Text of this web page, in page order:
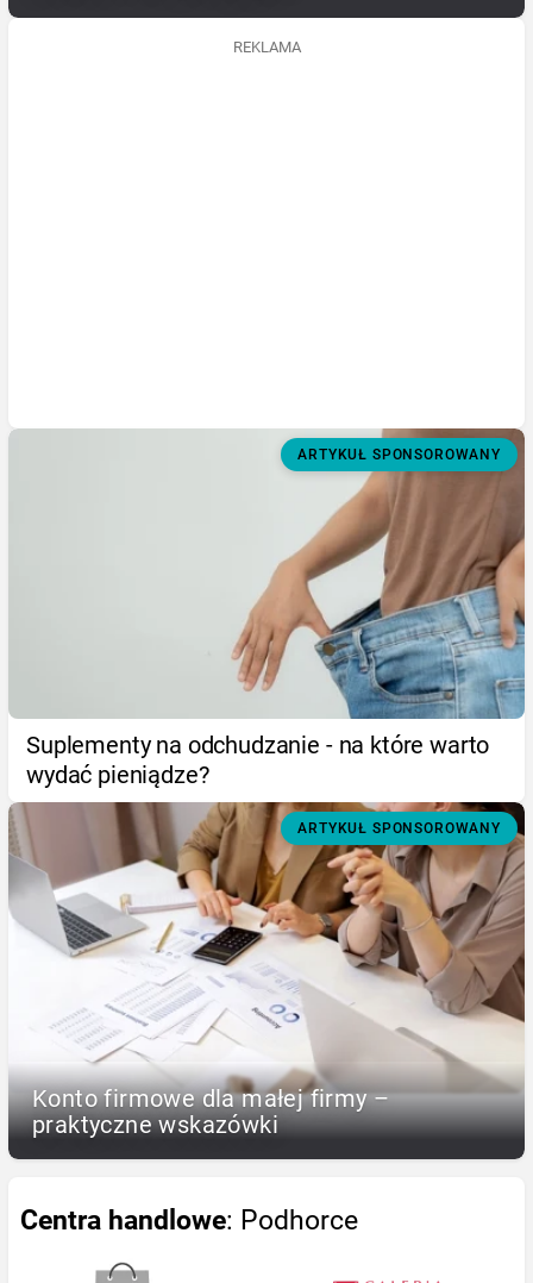
REKLAMA
ARTYKUŁ SPONSOROWANY
Suplementy na odchudzanie - na które warto
wydać pieniądze?
ARTYKUŁ SPONSOROWANY
Konto firmowe dla małej firmy –
praktyczne wskazówki
Centra handlowe: Podhorce